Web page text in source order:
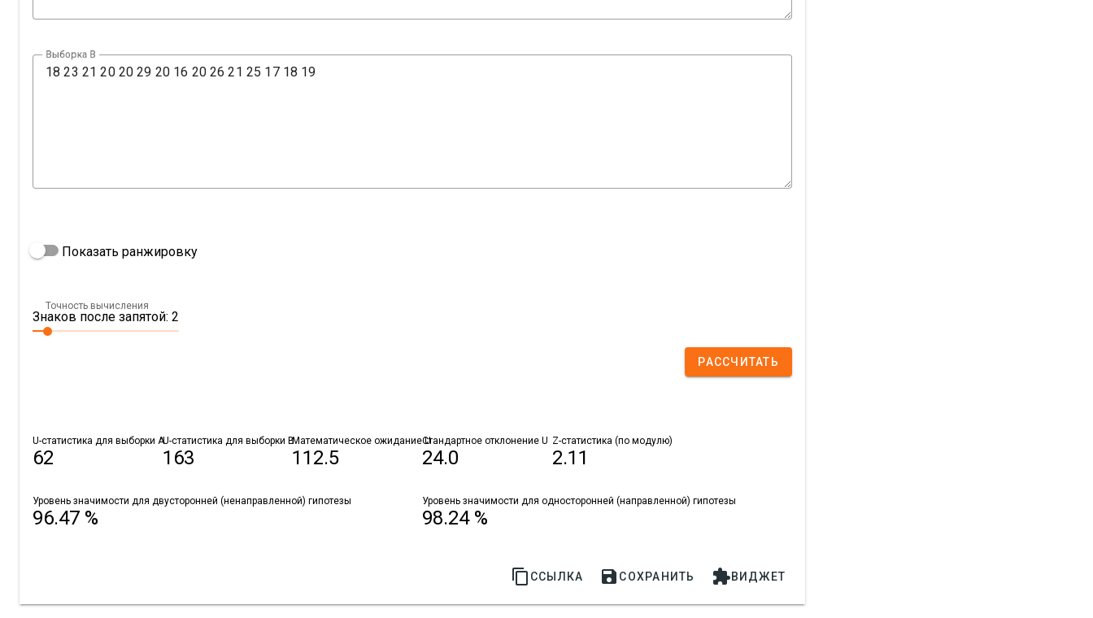
Выборка B
Показать ранжировку
Точность вычисления
Знаков после запятой: 2
РАССЧИТАТЬ
U-статистика для выборки A
62
U-статистика для выборки B
163
Математическое ожидание U
112.5
Стандартное отклонение U
24.0
Z-статистика (по модулю)
2.11
Уровень значимости для двусторонней (ненаправленной) гипотезы
96.47 %
Уровень значимости для односторонней (направленной) гипотезы
98.24 %
 ССЫЛКА  СОХРАНИТЬ ВИДЖЕТ